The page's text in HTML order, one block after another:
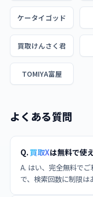
ケータイゴッド
買取けんさく君
TOMIYA富屋
よくある質問
Q.買取Xは無料で使
A. はい、完全無料で
で、検索回数に制限は